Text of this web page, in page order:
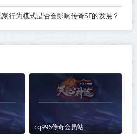
行为模式是否会影响传奇SF的发展？
cq996传奇会员站